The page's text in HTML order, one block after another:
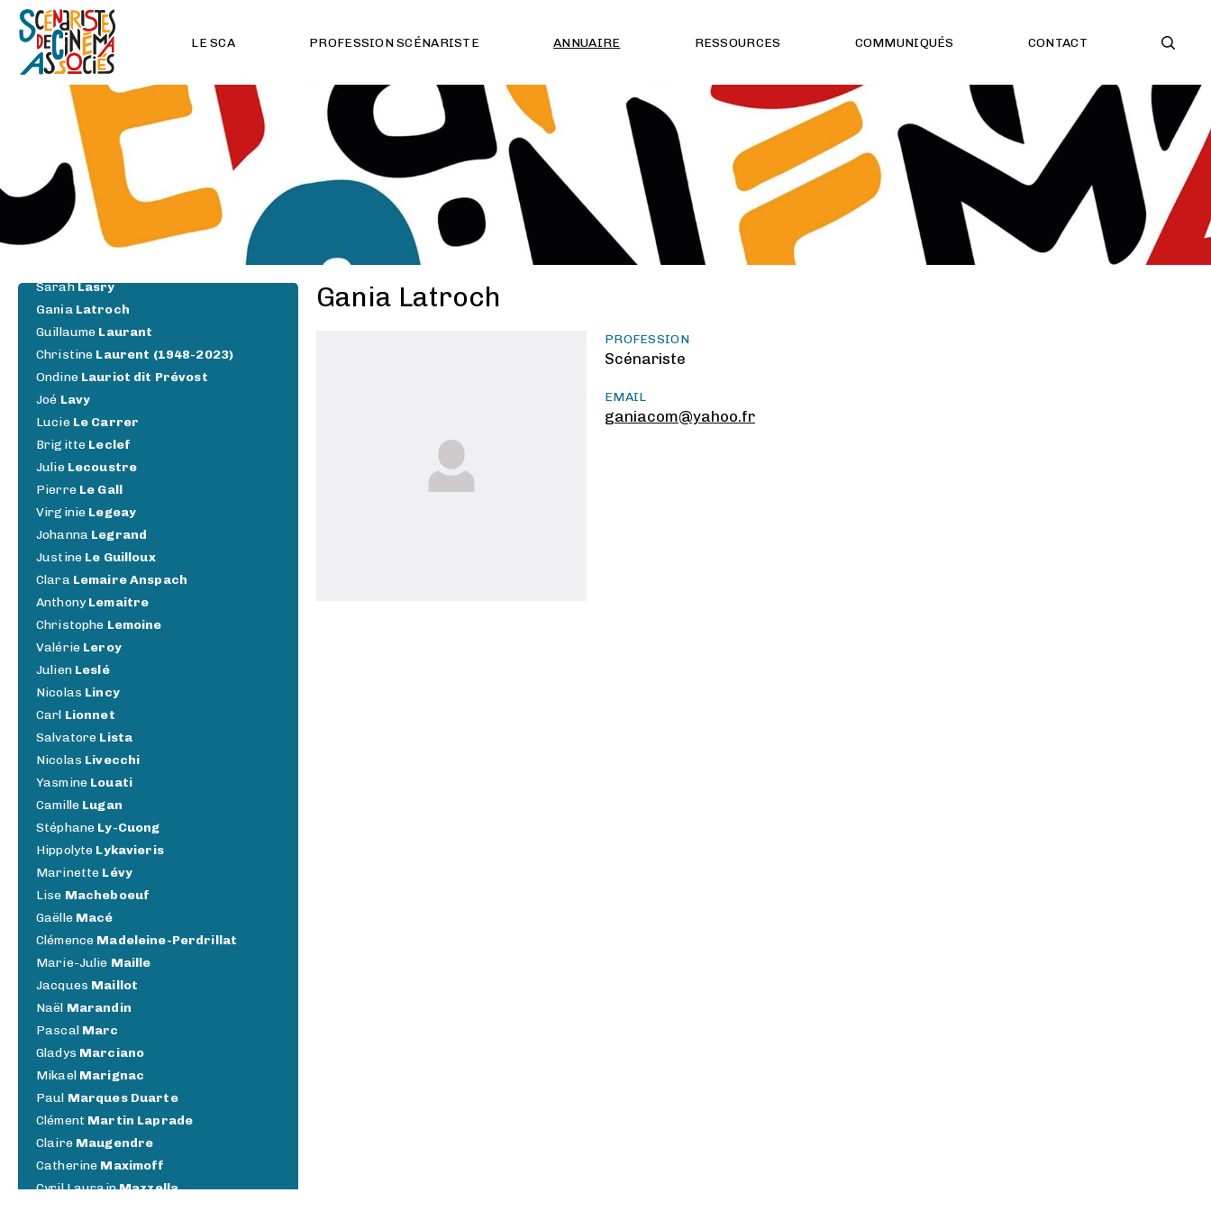
LE SCA PROFESSION SCÉNARISTE ANNUAIRE RESSOURCES COMMUNIQUÉS CONTACT
SarahKaminsky
DinaKhan
BalthusKiss
FloreKosinetz
Maxime
MélinaKrempp
Dorothée
Lachaud
Nadine
Lamari
France
Lancien
Laurent
Larivière
Chloé
Larouchi
SarahLasry
Gania Latroch
Guillaume Laurant
Christine Laurent (1948-2023)
Ondine Lauriot dit Prévost
Joé Lavy
Lucie Le Carrer
Brigitte Leclef
Julie Lecoustre
Pierre Le Gall
Virginie Legeay
Johanna Legrand
Justine Le Guilloux
Clara Lemaire Anspach
AnthonyLemaitre
Christophe Lemoine
Valérie Leroy
Julien Leslé
Nicolas Lincy
Carl Lionnet
Salvatore Lista
Nicolas Livecchi
Yasmine Louati
Camille Lugan
Stéphane Ly-Cuong
Hippolyte Lykavieris
Marinette Lévy
Lise Macheboeuf
Gaëlle Macé
Clémence Madeleine-Perdrillat
Marie-Julie Maille
Jacques Maillot
Naël Marandin
Pascal Marc
Gladys Marciano
Mikael Marignac
Paul Marques Duarte
Clément Martin Laprade
Claire Maugendre
Catherine Maximoff
Cyril LaurainMazzella
Gania Latroch
PROFESSION
Scénariste
EMAIL
ganiacom@yahoo.fr